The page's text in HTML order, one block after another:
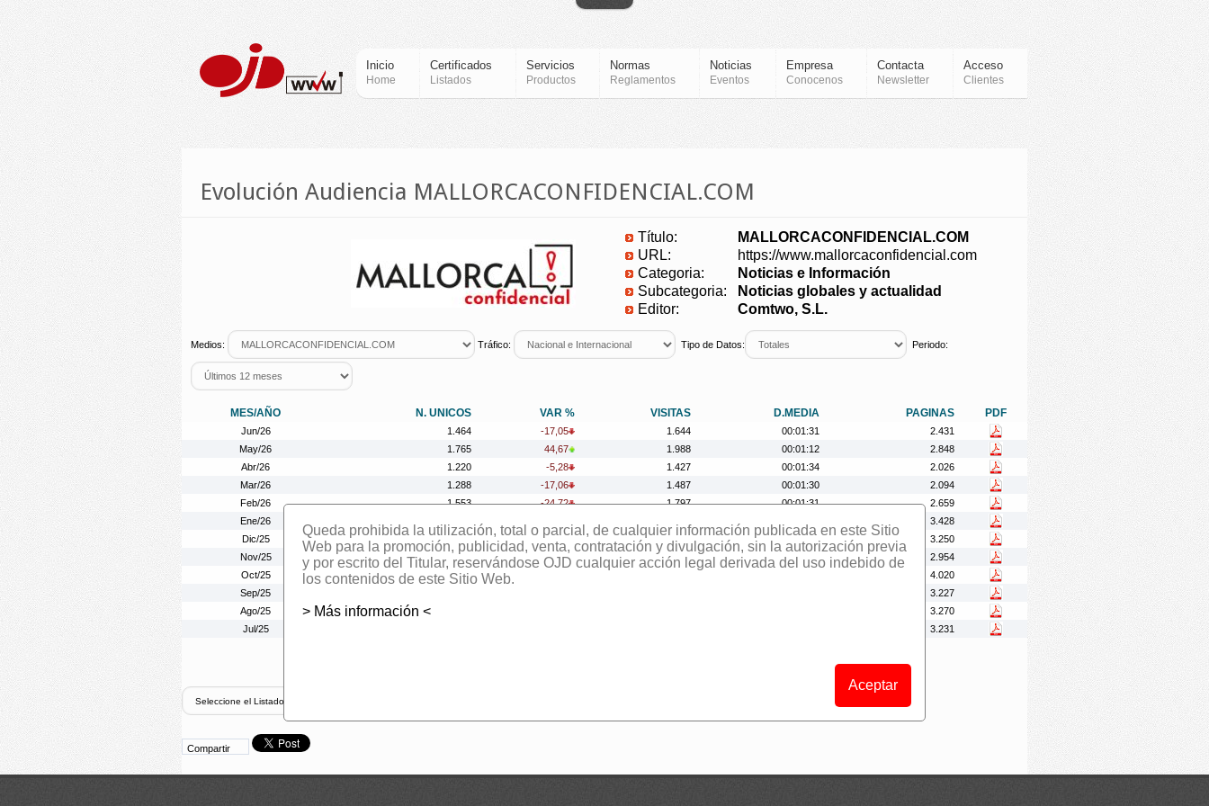
Inicio
Home
Certificados
Listados
Servicios
Productos
Normas
Reglamentos
Noticias
Eventos
Empresa
Conocenos
Contacta
Newsletter
Acceso
Clientes
Evolución Audiencia MALLORCACONFIDENCIAL.COM
Título:
MALLORCACONFIDENCIAL.COM
URL:
https://www.mallorcaconfidencial.com
Categoria:
Noticias e Información
Subcategoria:
Noticias globales y actualidad
Editor:
Comtwo, S.L.
Medios: Tráfico: Tipo de Datos: Periodo:
MES/AÑO N. UNICOS VAR % VISITAS D.MEDIA PAGINAS PDF
Jun/26 1.464 -17,05 1.644 00:01:31
2.431
May/26
1.765 44,67 1.988 00:01:12
2.848
Abr/26
1.220 -5,28 1.427 00:01:34
2.026
Mar/26
1.288 -17,06 1.487 00:01:30
2.094
Feb/26
1.553 -24,72 1.797 00:01:31
2.659
Ene/26
3.428
Dic/25
2.059 11,60 2.391 00:01:23
3.250
Nov/25
1.845 -27,48 2.121 00:01:24
2.954
Oct/25
2.544
4.020
Sep/25
3.227
Ago/25
3.270
Jul/25
3.231
Compartir
Queda prohibida la utilización, total o parcial, de cualquier información publicada en este Sitio
Web para la promoción, publicidad, venta, contratación y divulgación, sin la autorización previa
y por escrito del Titular, reservándose OJD cualquier acción legal derivada del uso indebido de
los contenidos de este Sitio Web.
> Más información <
Aceptar